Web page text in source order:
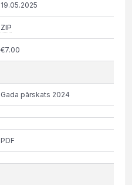
19.05.2025
ZIP
€7.00
Gada pārskats 2024
PDF